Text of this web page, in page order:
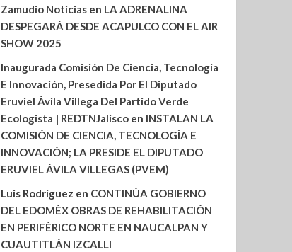
Zamudio Noticiasen LA ADRENALINA
DESPEGARÁ DESDE ACAPULCO CON EL AIR
SHOW 2025
Inaugurada Comisión De Ciencia, Tecnología
E Innovación, Presedida Por El Diputado
Eruviel Ávila Villega Del Partido Verde
Ecologista | REDTNJaliscoen INSTALAN LA
COMISIÓN DE CIENCIA, TECNOLOGÍA E
INNOVACIÓN; LA PRESIDE EL DIPUTADO
ERUVIEL ÁVILA VILLEGAS (PVEM)
Luis Rodríguez en CONTINÚA GOBIERNO
DEL EDOMÉX OBRAS DE REHABILITACIÓN
EN PERIFÉRICO NORTE EN NAUCALPAN Y
CUAUTITLÁN IZCALLI